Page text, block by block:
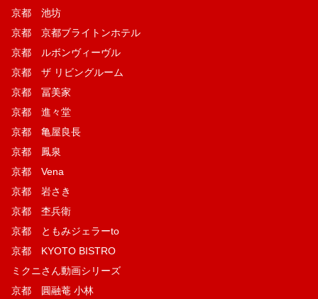
京都 池坊
京都 京都ブライトンホテル
京都 ルボンヴィーヴル
京都 ザ リビングルーム
京都 冨美家
京都 進々堂
京都 亀屋良長
京都 鳳泉
京都 Vena
京都 岩さき
京都 杢兵衛
京都 ともみジェラーto
京都 KYOTO BISTRO
ミクニさん動画シリーズ
京都 圓融菴 小林